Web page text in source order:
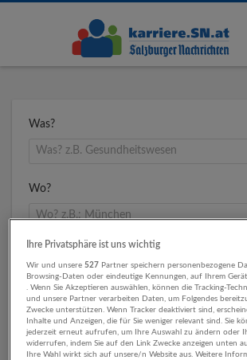
Was?
Wo?
Ihre Privatsphäre ist uns wichtig
Wir und unsere 527 Partner speichern personenbezogene
Browsing-Daten oder eindeutige Kennungen, auf Ihrem
. Wenn Sie Akzeptieren auswählen, können die Tracking-
und unsere Partner verarbeiten Daten, um Folgendes
Zwecke unterstützen. Wenn Tracker deaktiviert sind,
Inhalte und Anzeigen, die für Sie weniger relevant sind. Sie
jederzeit erneut aufrufen, um Ihre Auswahl zu ändern oder
widerrufen, indem Sie auf den Link Zwecke anzeigen unten
Ihre Wahl wirkt sich auf unsere/n Website aus. Weitere